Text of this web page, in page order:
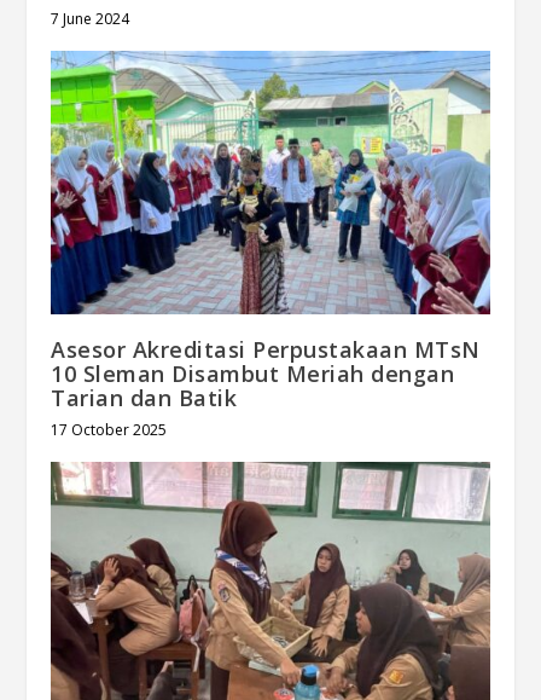
7 June 2024
Asesor Akreditasi Perpustakaan MTsN
10 Sleman Disambut Meriah dengan
Tarian dan Batik
17 October 2025